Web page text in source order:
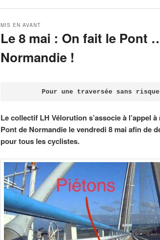
Le 8 mai : On fait le Pont
Normandie !
MIS EN AVANT
Pour une traversée sans
Le collectif LH Vélorution s’associe à l’appel
Pont de Normandie le vendredi 8 mai afin de
pour tous les cyclistes.